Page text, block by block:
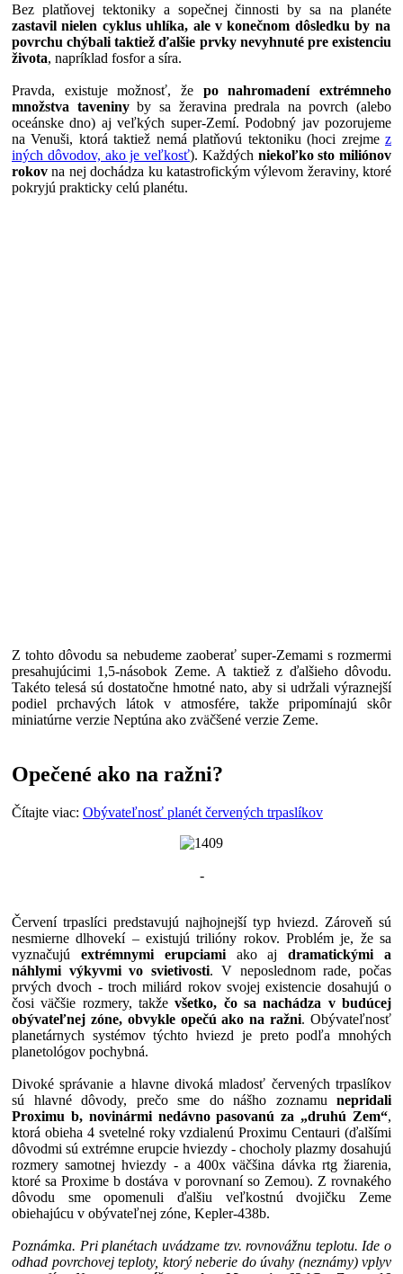
Bez platňovej tektoniky a sopečnej činnosti by sa na planéte
zastavil nielen cyklus uhlíka, ale v konečnom dôsledku by na
povrchu chýbali taktiež ďalšie prvky nevyhnuté pre existenciu
života, napríklad fosfor a síra.
Pravda, existuje možnosť, že po nahromadení extrémneho
množstva taveninyby sa žeravina predrala na povrch (alebo
oceánske dno) aj veľkých super-Zemí. Podobný jav pozorujeme
na Venuši, ktorá taktiež nemá platňovú tektoniku (hoci zrejme z
iných dôvodov, ako je veľkosť). Každých niekoľko sto miliónov
rokov na nej dochádza ku katastrofickým výlevom žeraviny, ktoré
pokryjú prakticky celú planétu.
Z tohto dôvodu sa nebudeme zaoberať super-Zemami s rozmermi
presahujúcimi 1,5-násobok Zeme. A taktiež z ďalšieho dôvodu.
Takéto telesá sú dostatočne hmotné nato, aby si udržali výraznejší
podiel prchavých látok v atmosfére, takže pripomínajú skôr
miniatúrne verzie Neptúna ako zväčšené verzie Zeme.
Opečené ako na ražni?
Čítajte viac: Obývateľnosť planét červených trpaslíkov
-
Červení trpaslíci predstavujú najhojnejší typ hviezd. Zároveň sú
nesmierne dlhovekí – existujú trilióny rokov. Problém je, že sa
vyznačujú extrémnymi erupciamiako ajdramatickými a
náhlymi výkyvmi vo svietivosti. V neposlednom rade, počas
prvých dvoch - troch miliárd rokov svojej existencie dosahujú o
čosi väčšie rozmery, takže všetko, čo sa nachádza v budúcej
obývateľnej zóne, obvykle opečú ako na ražni. Obývateľnosť
planetárnych systémov týchto hviezd je preto podľa mnohých
planetológov pochybná.
Divoké správanie a hlavne divoká mladosť červených trpaslíkov
sú hlavné dôvody, prečo sme do nášho zoznamu nepridali
Proximu b, novinármi nedávno pasovanú za „druhú Zem“,
ktorá obieha 4 svetelné roky vzdialenú Proximu Centauri (ďalšími
dôvodmi sú extrémne erupcie hviezdy - chocholy plazmy dosahujú
rozmery samotnej hviezdy - a 400x väčšina dávka rtg žiarenia,
ktoré sa Proxime b dostáva v porovnaní so Zemou). Z rovnakého
dôvodu sme opomenuli ďalšiu veľkostnú dvojičku Zeme
obiehajúcu v obývateľnej zóne, Kepler-438b.
Poznámka. Pri planétach uvádzame tzv. rovnovážnu teplotu. Ide o
odhad povrchovej teploty, ktorý neberie do úvahy (neznámy) vplyv